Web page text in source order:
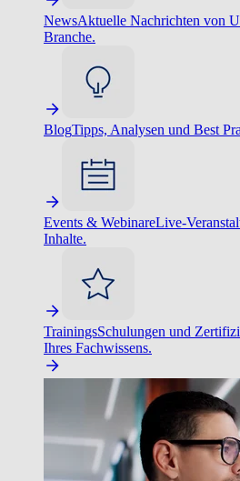
NewsAktuelle Nachrichten von
Branche.
BlogTipps, Analysen und Best
Events & WebinareLive-
Inhalte.
TrainingsSchulungen und
Ihres Fachwissens.